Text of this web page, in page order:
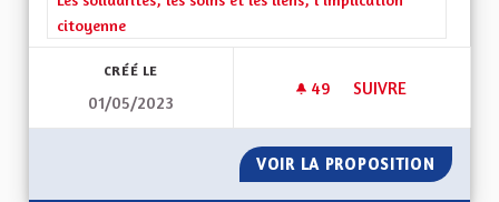
citoyenne
CRÉÉ LE
01/05/2023
49 49 ABONNÉS
SUIVRE
VOIR LA PROPOSITION